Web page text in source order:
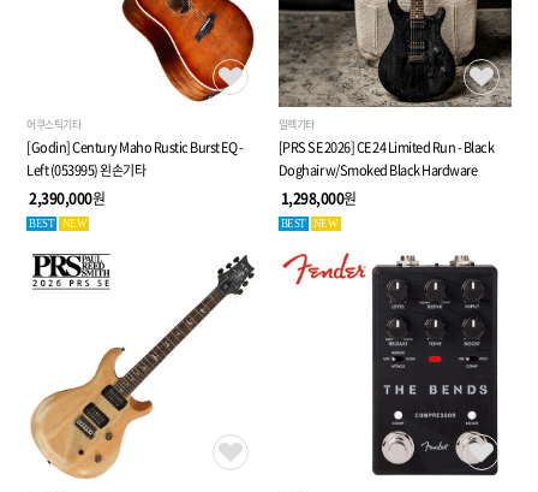
어쿠스틱기타
[Godin] Century Maho Rustic Burst EQ -
Left (053995) 왼손기타
2,390,000원
BEST NEW
일렉기타
[PRS SE 2026] CE 24 Limited Run - Black
Doghair w/Smoked Black Hardware
1,298,000원
BEST NEW